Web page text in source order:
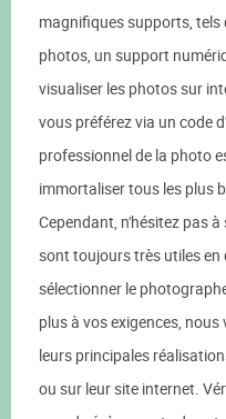
magnifiques supports, tels
photos, un support
visualiser les photos sur
vous préférez via un code
professionnel de la photo
immortaliser tous les plus
Cependant, n'hésitez pas
sont toujours très utiles
sélectionner le
plus à vos exigences,
leurs principales
ou sur leur site internet.